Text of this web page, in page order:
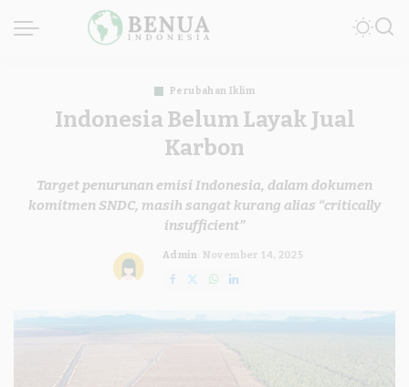
Perubahan Iklim
Indonesia Belum Layak Jual
Karbon
Target penurunan emisi Indonesia, dalam dokumen
komitmen SNDC, masih sangat kurang alias “critically
insufficient”
Posted
by
Admin November 14, 2025